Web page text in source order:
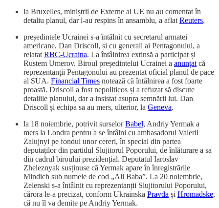
la Bruxelles, miniștrii de Externe ai UE nu au comentat în
detaliu planul, dar l-au respins în ansamblu, a aflat Reuters.
președintele Ucrainei s-a întâlnit cu secretarul armatei
americane, Dan Driscoll, și cu generali ai Pentagonului, a
relatat RBC-Ucraina. La întâlnirea extinsă a participat și
Rustem Umerov. Biroul președintelui Ucrainei a anunțat că
reprezentanții Pentagonului au prezentat oficial planul de pace
al SUA. Financial Times notează că întâlnirea a fost foarte
proastă. Driscoll a fost nepoliticos și a refuzat să discute
detaliile planului, dar a insistat asupra semnării lui. Dan
Driscoll și echipa sa au mers, ulterior, la Geneva.
la 18 noiembrie, potrivit surselorBabel, Andriy Yermak a
mers la Londra pentru a se întâlni cu ambasadorul Valerii
Zalujnyi pe fondul unor cereri, în special din partea
deputaților din partidul Slujitorul Poporului, de înlăturare a sa
din cadrul biroului prezidențial. Deputatul Iaroslav
Zheleznyak susținuse că Yermak apare în înregistrările
Mindich sub numele de cod „Ali Baba”. La 20 noiembrie,
Zelenski s-a întâlnit cu reprezentanții Slujitorului Poporului,
cărora le-a precizat, conform Ukrainska Pravda și Hromadske,
că nu îl va demite pe Andriy Yermak.